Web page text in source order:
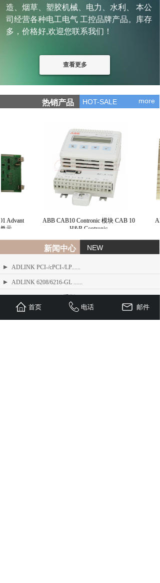
造、烟草、塑胶机械、电力、水利、 本公
司经营各种电工电气 工控品牌产品。库存
多，价格好,欢迎您联系我们！
查看更多
more
热销产品 HOT-SALE
Advant
元
ABB CAB10 Contronic 模块 CAB 10
H&B Contronic
新闻中心 NEW
ADLINK PCI-/cPCI-/LP......
ADLINK 6208/6216-GL ......
ADLINK Angelo RTV 系列......
首页 电话 邮件